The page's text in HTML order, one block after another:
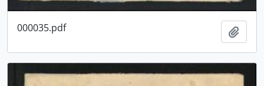
000035.pdf